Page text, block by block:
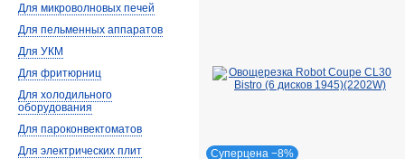
Суперцена −8%
Для микроволновых печей
Для пельменных аппаратов
Для УКМ
Для фритюрниц
Для холодильного
оборудования
Для пароконвектоматов
Для электрических плит